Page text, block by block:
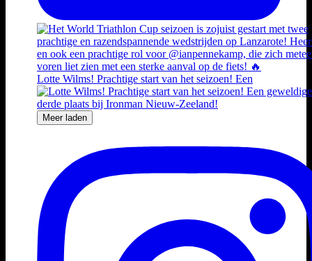
Lotte Wilms! Prachtige start van het seizoen! Een
Meer laden